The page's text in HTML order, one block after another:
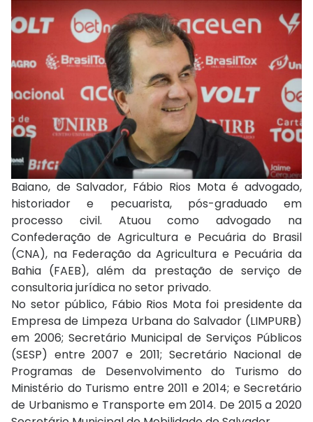
Baiano, de Salvador, Fábio Rios Mota é advogado,
historiador e pecuarista, pós-graduado em
processo civil. Atuou como advogado na
Confederação de Agricultura e Pecuária do Brasil
(CNA), na Federação da Agricultura e Pecuária da
Bahia (FAEB), além da prestação de serviço de
consultoria jurídica no setor privado.
No setor público, Fábio Rios Mota foi presidente da
Empresa de Limpeza Urbana do Salvador (LIMPURB)
em 2006; Secretário Municipal de Serviços Públicos
(SESP) entre 2007 e 2011; Secretário Nacional de
Programas de Desenvolvimento do Turismo do
Ministério do Turismo entre 2011 e 2014; e Secretário
de Urbanismo e Transporte em 2014. De 2015 a 2020